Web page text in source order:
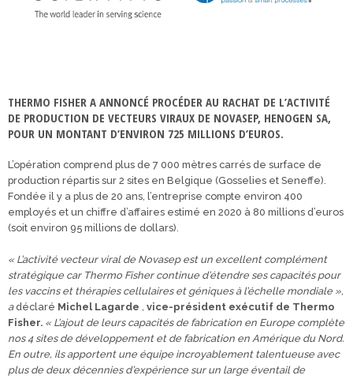
THERMO FISHER A ANNONCÉ PROCÉDER AU RACHAT DE L’ACTIVITÉ
DE PRODUCTION DE VECTEURS VIRAUX DE NOVASEP, HENOGEN SA,
POUR UN MONTANT D’ENVIRON 725 MILLIONS D’EUROS.
L’opération comprend plus de 7 000 mètres carrés de surface de
production répartis sur 2 sites en Belgique (Gosselies et Seneffe).
Fondée il y a plus de 20 ans, l’entreprise compte environ 400
employés et un chiffre d’affaires estimé en 2020 à 80 millions d’euros
(soit environ 95 millions de dollars).
« L’activité vecteur viral de Novasep est un excellent complément
stratégique car Thermo Fisher continue d’étendre ses capacités pour
les vaccins et thérapies cellulaires et géniques à l’échelle mondiale »,
adéclaré Michel Lagarde , vice-président exécutif de Thermo
Fisher. « L’ajout de leurs capacités de fabrication en Europe complète
nos 4 sites de développement et de fabrication en Amérique du Nord.
En outre, ils apportent une équipe incroyablement talentueuse avec
plus de deux décennies d’expérience sur un large éventail de